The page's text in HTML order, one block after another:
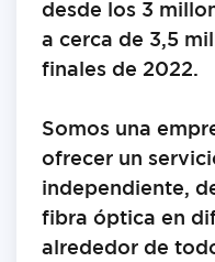
desde los 3
a cerca de 3,5
finales de 2022.
Somos una
ofrecer un
independiente,
fibra óptica en
alrededor de